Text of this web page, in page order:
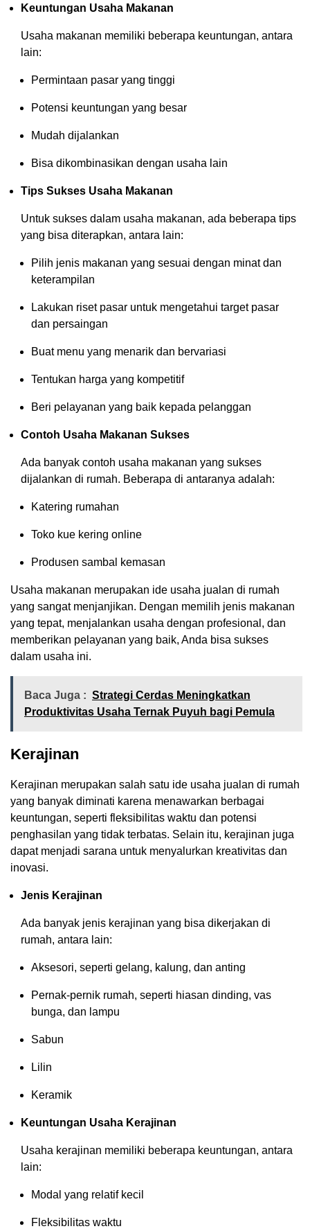
Keuntungan Usaha Makanan
Usaha makanan memiliki beberapa keuntungan, antara
lain:
Permintaan pasar yang tinggi
Potensi keuntungan yang besar
Mudah dijalankan
Bisa dikombinasikan dengan usaha lain
Tips Sukses Usaha Makanan
Untuk sukses dalam usaha makanan, ada beberapa tips
yang bisa diterapkan, antara lain:
Pilih jenis makanan yang sesuai dengan minat dan
keterampilan
Lakukan riset pasar untuk mengetahui target pasar
dan persaingan
Buat menu yang menarik dan bervariasi
Tentukan harga yang kompetitif
Beri pelayanan yang baik kepada pelanggan
Contoh Usaha Makanan Sukses
Ada banyak contoh usaha makanan yang sukses
dijalankan di rumah. Beberapa di antaranya adalah:
Katering rumahan
Toko kue kering online
Produsen sambal kemasan
Usaha makanan merupakan ide usaha jualan di rumah
yang sangat menjanjikan. Dengan memilih jenis makanan
yang tepat, menjalankan usaha dengan profesional, dan
memberikan pelayanan yang baik, Anda bisa sukses
dalam usaha ini.
Baca Juga : Strategi Cerdas Meningkatkan
Produktivitas Usaha Ternak Puyuh bagi Pemula
Kerajinan
Kerajinan merupakan salah satu ide usaha jualan di rumah
yang banyak diminati karena menawarkan berbagai
keuntungan, seperti fleksibilitas waktu dan potensi
penghasilan yang tidak terbatas. Selain itu, kerajinan juga
dapat menjadi sarana untuk menyalurkan kreativitas dan
inovasi.
Jenis Kerajinan
Ada banyak jenis kerajinan yang bisa dikerjakan di
rumah, antara lain:
Aksesori, seperti gelang, kalung, dan anting
Pernak-pernik rumah, seperti hiasan dinding, vas
bunga, dan lampu
Sabun
Lilin
Keramik
Keuntungan Usaha Kerajinan
Usaha kerajinan memiliki beberapa keuntungan, antara
lain:
Modal yang relatif kecil
Fleksibilitas waktu